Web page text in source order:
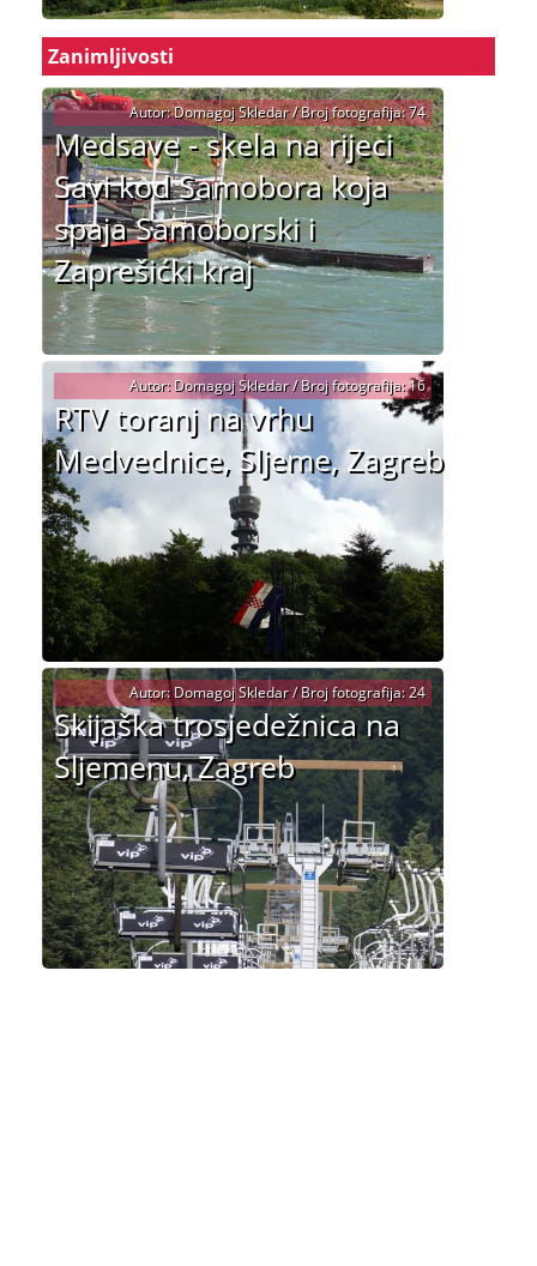
Zanimljivosti
Medsave - skela na rijeci
Savi kod Samobora koja
spaja Samoborski i
Zaprešićki kraj
Autor: Domagoj Skledar / Broj fotografija: 74
RTV toranj na vrhu
Medvednice, Sljeme, Zagreb
Autor: Domagoj Skledar / Broj fotografija: 16
Skijaška trosjedežnica na
Sljemenu, Zagreb
Autor: Domagoj Skledar / Broj fotografija: 24